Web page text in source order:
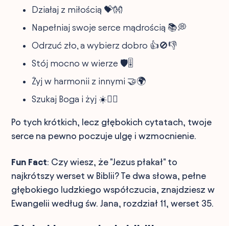
Działaj z miłością 💝👐
Napełniaj swoje serce mądrością 📚💭
Odrzuć zło, a wybierz dobro 👍🚫👎
Stój mocno w wierze 🛡️🎚️
Żyj w harmonii z innymi 🤝🌍
Szukaj Boga i żyj ☀️🧘‍♂️
Po tych krótkich, lecz głębokich cytatach, twoje
serce na pewno poczuje ulgę i wzmocnienie.
Fun Fact: Czy wiesz, że "Jezus płakał" to
najkrótszy werset w Biblii? Te dwa słowa, pełne
głębokiego ludzkiego współczucia, znajdziesz w
Ewangelii według św. Jana, rozdział 11, werset 35.